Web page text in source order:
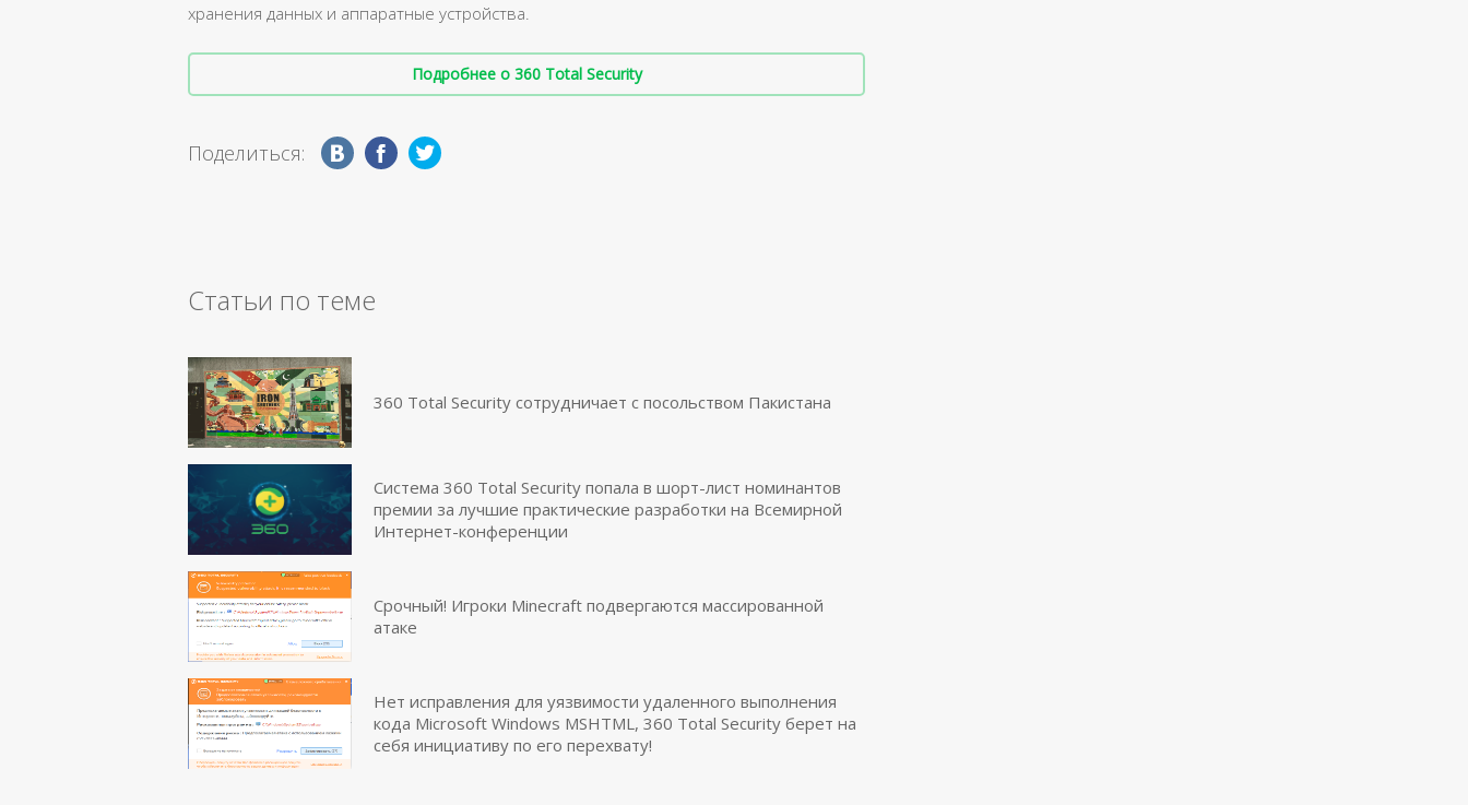
хранения данных и аппаратные устройства.
Подробнее о 360 Total Security
Поделиться:
Статьи по теме
360 Total Security сотрудничает с посольством Пакистана
Система 360 Total Security попала в шорт-лист номинантов
премии за лучшие практические разработки на Всемирной
Интернет-конференции
Срочный! Игроки Minecraft подвергаются массированной
атаке
Нет исправления для уязвимости удаленного выполнения
кода Microsoft Windows MSHTML, 360 Total Security берет на
себя инициативу по его перехвату!